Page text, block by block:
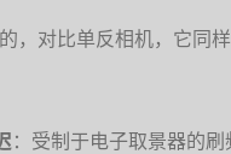
，对比单反相机，它同
：受制于电子取景器的